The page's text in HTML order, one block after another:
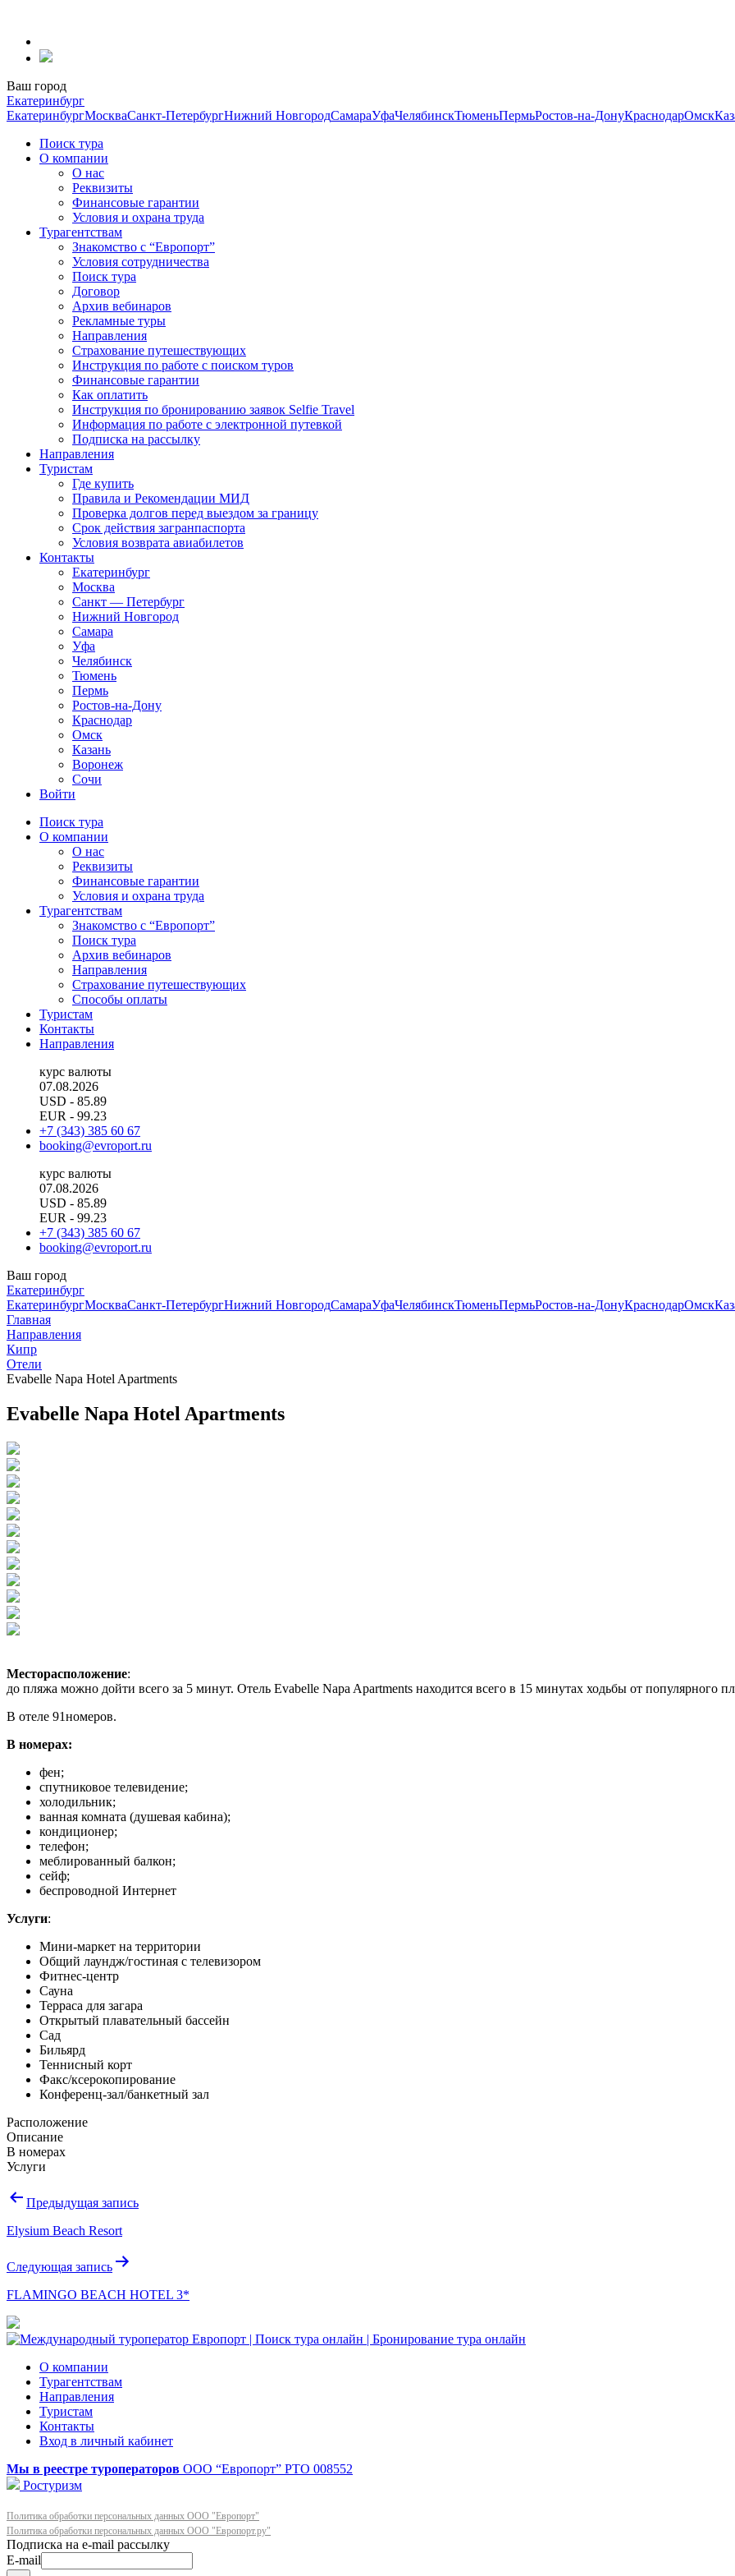
содержанию
Ваш город
Екатеринбург
ЕкатеринбургМоскваСанкт-ПетербургНижний НовгородСамараУфаЧелябинскТюменьПермьРостов-на-ДонуКраснодарОмск
Поиск тура
О компании
О нас
Реквизиты
Финансовые гарантии
Условия и охрана труда
Турагентствам
Знакомство с “Европорт”
Условия сотрудничества
Поиск тура
Договор
Архив вебинаров
Рекламные туры
Направления
Страхование путешествующих
Инструкция по работе с поиском туров
Финансовые гарантии
Как оплатить
Инструкция по бронированию заявок Selfie Travel
Информация по работе с электронной путевкой
Подписка на рассылку
Направления
Туристам
Где купить
Правила и Рекомендации МИД
Проверка долгов перед выездом за границу
Срок действия загранпаспорта
Условия возврата авиабилетов
Контакты
Екатеринбург
Москва
Санкт — Петербург
Нижний Новгород
Самара
Уфа
Челябинск
Тюмень
Пермь
Ростов-на-Дону
Краснодар
Омск
Казань
Воронеж
Сочи
Войти
Поиск тура
О компании
О нас
Реквизиты
Финансовые гарантии
Условия и охрана труда
Турагентствам
Знакомство с “Европорт”
Поиск тура
Архив вебинаров
Направления
Страхование путешествующих
Способы оплаты
Туристам
Контакты
Направления
курс валюты
07.08.2026
USD - 85.89
EUR - 99.23
+7 (343) 385 60 67
booking@evroport.ru
курс валюты
07.08.2026
USD - 85.89
EUR - 99.23
+7 (343) 385 60 67
booking@evroport.ru
Ваш город
Екатеринбург
ЕкатеринбургМоскваСанкт-ПетербургНижний НовгородСамараУфаЧелябинскТюменьПермьРостов-на-ДонуКраснодарОмск
Главная
Направления
Кипр
Отели
Evabelle Napa Hotel Apartments
Evabelle Napa Hotel Apartments
Месторасположение:
до пляжа можно дойти всего за 5 минут. Отель Evabelle Napa Apartments находится всего в 15 минутах ходьбы от популярного
В отеле 91номеров.
В номерах:
фен;
спутниковое телевидение;
холодильник;
ванная комната (душевая кабина);
кондиционер;
телефон;
меблированный балкон;
сейф;
беспроводной Интернет
Услуги:
Мини-маркет на территории
Общий лаундж/гостиная с телевизором
Фитнес-центр
Сауна
Терраса для загара
Открытый плавательный бассейн
Сад
Бильярд
Теннисный корт
Факс/ксерокопирование
Конференц-зал/банкетный зал
Расположение
Описание
В номерах
Услуги
Навигация
записям
Предыдущая запись
Elysium Beach Resort
Следующая запись
FLAMINGO BEACH HOTEL 3*
О компании
Турагентствам
Направления
Туристам
Контакты
Вход в личный кабинет
Мы в реестре туроператоров ООО “Европорт” РТО 008552
Ростуризм
Политика обработки персональных данных ООО "Европорт"
Политика обработки персональных данных ООО "Европорт.ру"
E-mail